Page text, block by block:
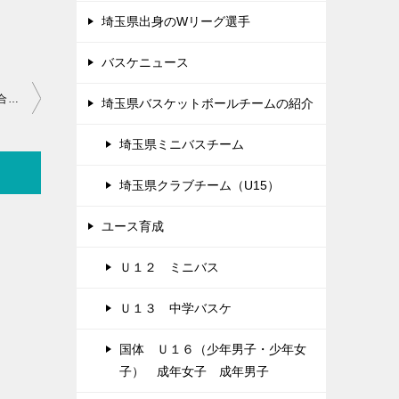
令和3年度 関東高校バスケットボール大会 埼玉県地区予選の組み合わせ
埼玉県出身のWリーグ選手
バスケニュース
埼玉県バスケットボールチームの紹介
埼玉県ミニバスチーム
埼玉県クラブチーム（U15）
ユース育成
Ｕ１２ ミニバス
Ｕ１３ 中学バスケ
国体 Ｕ１６（少年男子・少年女
子） 成年女子 成年男子